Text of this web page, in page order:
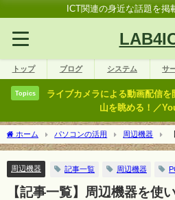
ICT関連の身近な話題を掲
トップ ブログ システム サ
Topics
ライブカメラによる動画配信
山を眺める！／
ホーム パソコンの活用 周辺機器
周辺機器 記事一覧 周辺機器
【記事一覧】周辺機器を使